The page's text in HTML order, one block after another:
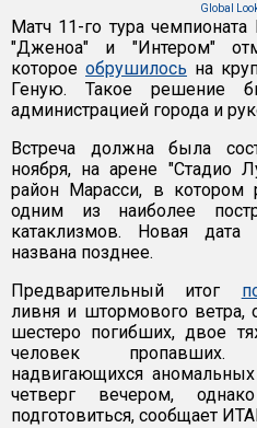
Global
Матч 11-го тура
"Дженоа" и "Интером"
которое обрушилось на
Геную. Такое решение
администрацией города и
Встреча должна была
ноября, на арене "Стадио
район Марасси, в котором
одним из наиболее
катаклизмов. Новая
названа позднее.
Предварительный итог
ливня и штормового
шестеро погибших, двое
человек
надвигающихся
четверг вечером,
подготовиться, сообщает